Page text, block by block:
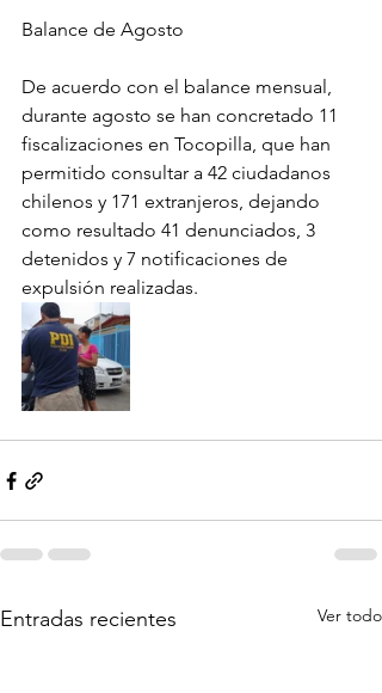
Balance de Agosto
De acuerdo con el balance mensual,
durante agosto se han concretado 11
fiscalizaciones en Tocopilla, que han
permitido consultar a 42 ciudadanos
chilenos y 171 extranjeros, dejando
como resultado 41 denunciados, 3
detenidos y 7 notificaciones de
expulsión realizadas.
Entradas recientes Ver todo